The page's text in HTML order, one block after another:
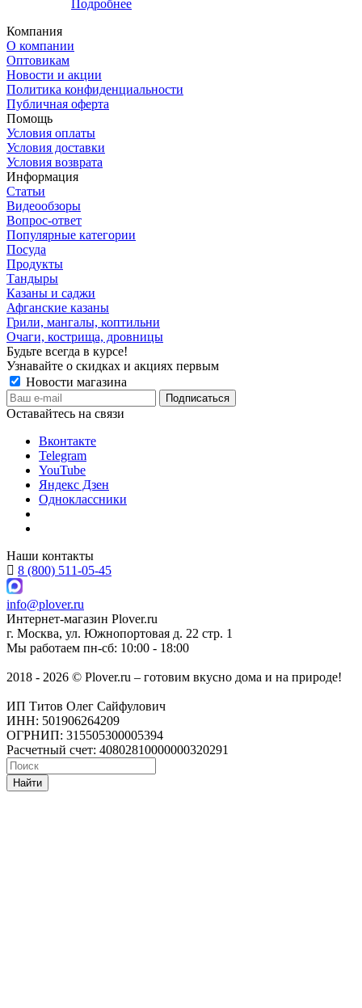
Подробнее
Компания
О компании
Оптовикам
Новости и акции
Политика конфиденциальности
Публичная оферта
Помощь
Условия оплаты
Условия доставки
Условия возврата
Информация
Статьи
Видеообзоры
Вопрос-ответ
Популярные категории
Посуда
Продукты
Тандыры
Казаны и саджи
Афганские казаны
Грили, мангалы, коптильни
Очаги, кострища, дровницы
Будьте всегда в курсе!
Узнавайте о скидках и акциях первым
Новости магазина
Оставайтесь на связи
Вконтакте
Telegram
YouTube
Яндекс Дзен
Одноклассники
Наши контакты
8 (800) 511-05-45
info@plover.ru
Интернет-магазин Plover.ru
г. Москва, ул. Южнопортовая д. 22 стр. 1
Мы работаем пн-сб: 10:00 - 18:00
2018 - 2026 © Plover.ru – готовим вкусно дома и на природе!
ИП Титов Олег Сайфулович
ИНН: 501906264209
ОГРНИП: 315505300005394
Расчетный счет: 40802810000000320291
Найти